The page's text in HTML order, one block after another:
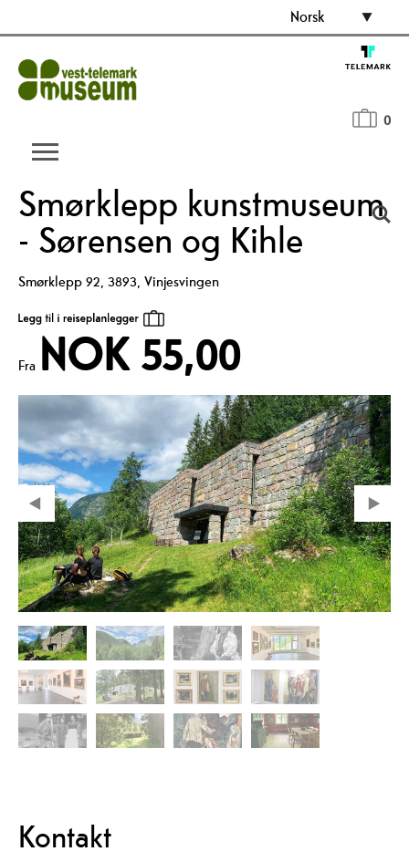
Norsk
0
Smørklepp kunstmuseum
- Sørensen og Kihle
Smørklepp 92, 3893, Vinjesvingen
Fra NOK 55,00
Kontakt